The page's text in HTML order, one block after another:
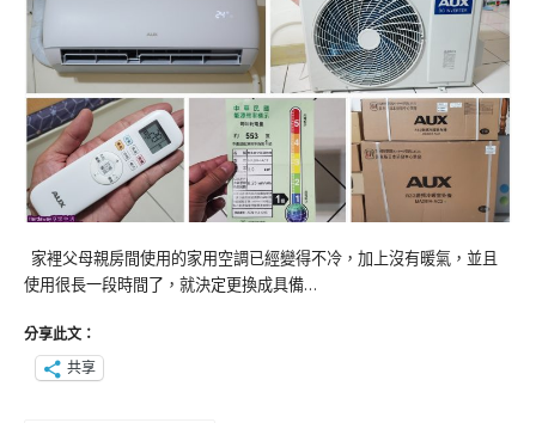
家裡父母親房間使用的家用空調已經變得不冷，加上沒有暖氣，並且
使用很長一段時間了，就決定更換成具備…
分享此文：
共享